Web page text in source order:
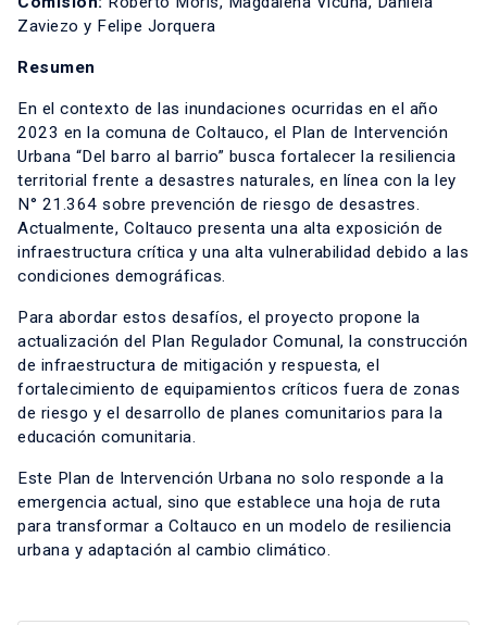
Zaviezo y Felipe Jorquera
Resumen
En el contexto de las inundaciones ocurridas en el año
2023 en la comuna de Coltauco, el Plan de Intervención
Urbana “Del barro al barrio” busca fortalecer la resiliencia
territorial frente a desastres naturales, en línea con la ley
N° 21.364 sobre prevención de riesgo de desastres.
Actualmente, Coltauco presenta una alta exposición de
infraestructura crítica y una alta vulnerabilidad debido a las
condiciones demográficas.
Para abordar estos desafíos, el proyecto propone la
actualización del Plan Regulador Comunal, la construcción
de infraestructura de mitigación y respuesta, el
fortalecimiento de equipamientos críticos fuera de zonas
de riesgo y el desarrollo de planes comunitarios para la
educación comunitaria.
Este Plan de Intervención Urbana no solo responde a la
emergencia actual, sino que establece una hoja de ruta
para transformar a Coltauco en un modelo de resiliencia
urbana y adaptación al cambio climático.